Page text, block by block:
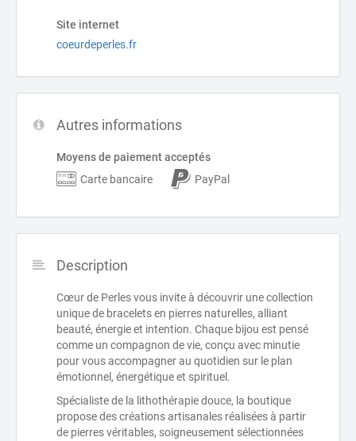
Site internet
coeurdeperles.fr
Autres informations
Moyens de paiement acceptés
Carte bancaire
PayPal
Description
Cœur de Perles vous invite à découvrir une collection
unique de bracelets en pierres naturelles, alliant
beauté, énergie et intention. Chaque bijou est pensé
comme un compagnon de vie, conçu avec minutie
pour vous accompagner au quotidien sur le plan
émotionnel, énergétique et spirituel.
Spécialiste de la lithothérapie douce, la boutique
propose des créations artisanales réalisées à partir
de pierres véritables, soigneusement sélectionnées